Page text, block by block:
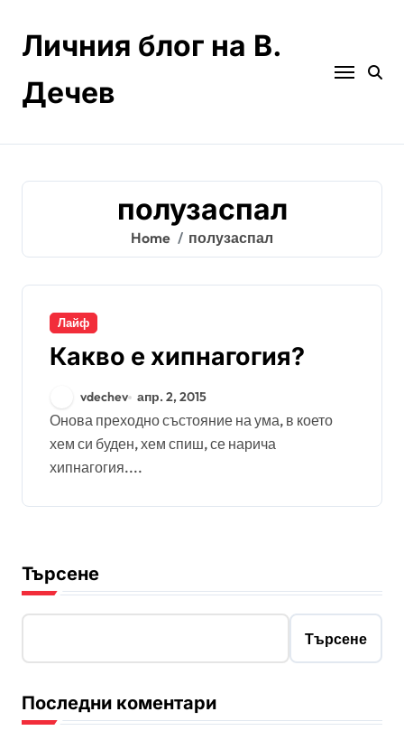
contentЛичния блог на В.
Дечев
полузаспал
Home полузаспал
Лайф
Какво е хипнагогия?
vdechev апр. 2, 2015
Онова преходно състояние на ума, в което
хем си буден, хем спиш, се нарича
хипнагогия....
Търсене
Търсене
Последни коментари